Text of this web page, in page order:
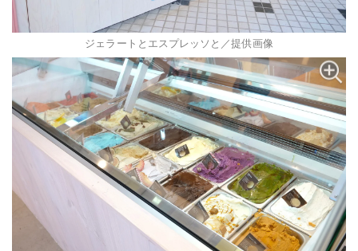
ジェラートとエスプレッソと／提供画像